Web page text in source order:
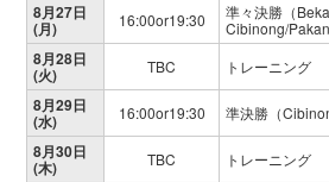
8月27日
(月) 16:00or19:30
準々決勝（
Cibinong/
8月28日
(火) TBC トレーニング
8月29日
(水) 16:00or19:30 準決勝（
8月30日
(木) TBC トレーニング